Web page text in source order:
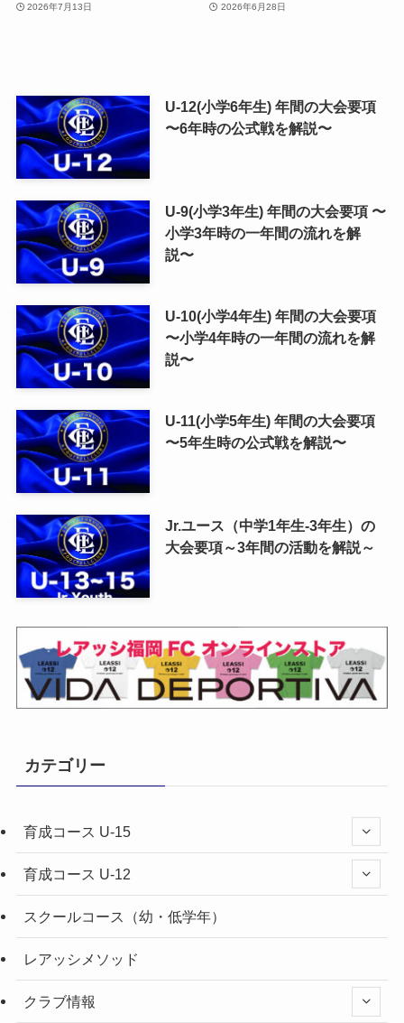
2026年7月13日 2026年6月28日
U-12(小学6年生) 年間の大会要項
〜6年時の公式戦を解説〜
U-9(小学3年生) 年間の大会要項 〜
小学3年時の一年間の流れを解
説〜
U-10(小学4年生) 年間の大会要項
〜小学4年時の一年間の流れを解
説〜
U-11(小学5年生) 年間の大会要項
〜5年生時の公式戦を解説〜
Jr.ユース（中学1年生-3年生）の
大会要項～3年間の活動を解説～
カテゴリー
育成コース U-15
育成コース U-12
スクールコース（幼・低学年）
レアッシメソッド
クラブ情報